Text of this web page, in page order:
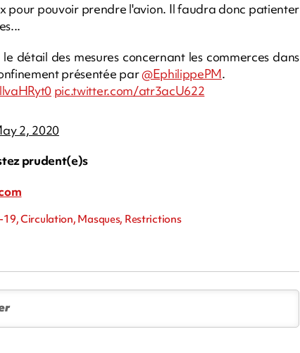
pour pouvoir prendre l'avion. Il faudra donc patienter
le détail des mesures concernant les commerces dans
présentée par@EphilippePM.
pic.twitter.com/atr3acU622
2, 2020
prudent(e)s
Circulation, Masques, Restrictions